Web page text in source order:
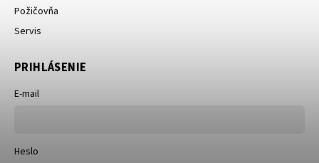
Požičovňa
Servis
PRIHLÁSENIE
E-mail
Heslo